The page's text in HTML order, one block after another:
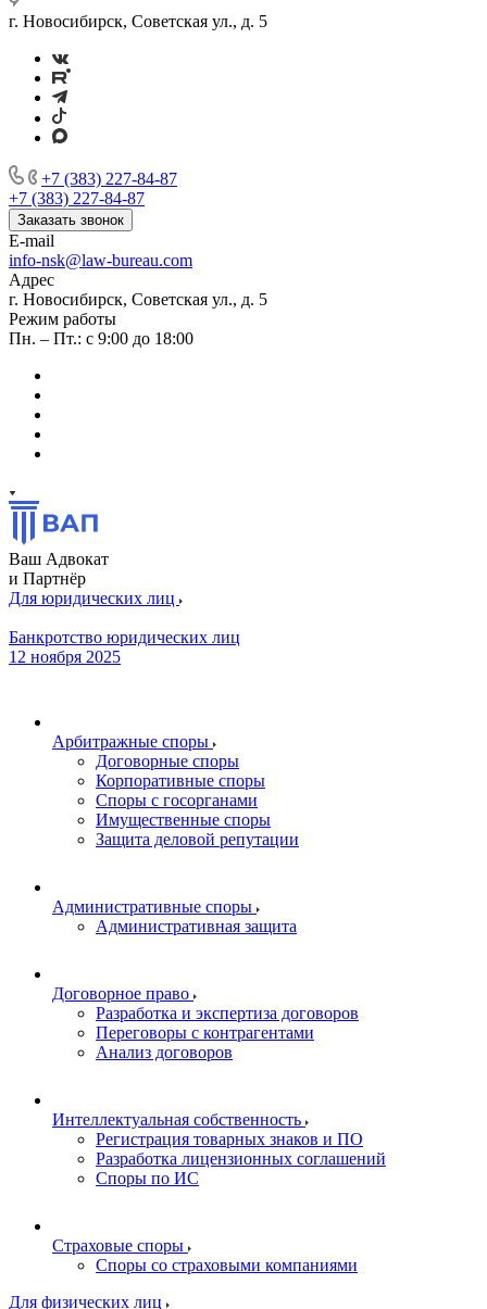
г. Новосибирск, Советская ул., д. 5
+7 (383) 227-84-87
+7 (383) 227-84-87
Заказать звонок
E-mail
info-nsk@law-bureau.com
Адрес
г. Новосибирск, Советская ул., д. 5
Режим работы
Пн. – Пт.: с 9:00 до 18:00
Ваш Адвокат
и Партнёр
Для юридических лиц
Банкротство юридических лиц
12 ноября 2025
Арбитражные споры
Договорные споры
Корпоративные споры
Споры с госорганами
Имущественные споры
Защита деловой репутации
Административные споры
Административная защита
Договорное право
Разработка и экспертиза договоров
Переговоры с контрагентами
Анализ договоров
Интеллектуальная собственность
Регистрация товарных знаков и ПО
Разработка лицензионных соглашений
Споры по ИС
Страховые споры
Споры со страховыми компаниями
Для физических лиц